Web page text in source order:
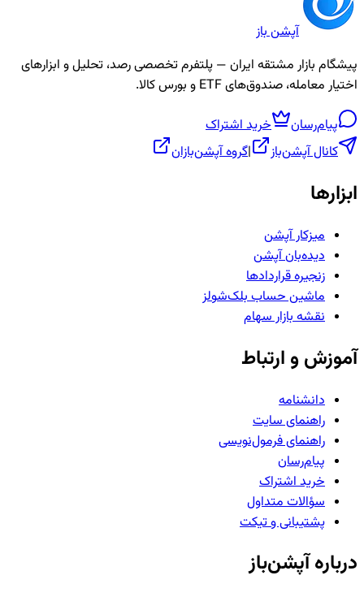
آپشن باز
پیشگام بازار مشتقه ایران — پلتفرم تخصصی رصد، تحلیل و ابزارهای
اختیار معامله، صندوق‌های ETF و بورس کالا.
پیام‌رسان
خرید اشتراک
کانال آپشن‌باز
|گروه آپشن‌بازان
ابزارها
میزکار آپشن
دیده‌بان آپشن
زنجیره قراردادها
ماشین حساب بلک‌شولز
نقشه بازار سهام
آموزش و ارتباط
دانشنامه
راهنمای سایت
راهنمای فرمول‌نویسی
پیام‌رسان
خرید اشتراک
سؤالات متداول
پشتیبانی و تیکت
درباره آپشن‌باز